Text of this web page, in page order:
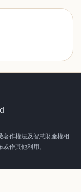
著作權法及智慧財產權相
作其他利用。